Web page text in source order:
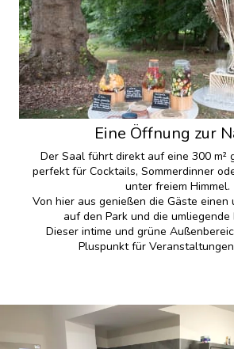
Eine Öffnung zur
Der Saal führt direkt auf eine 300 m²
perfekt für Cocktails, Sommerdinner
unter freiem Himmel.
Von hier aus genießen die Gäste einen
auf den Park und die umliegende
Dieser intime und grüne
Pluspunkt für